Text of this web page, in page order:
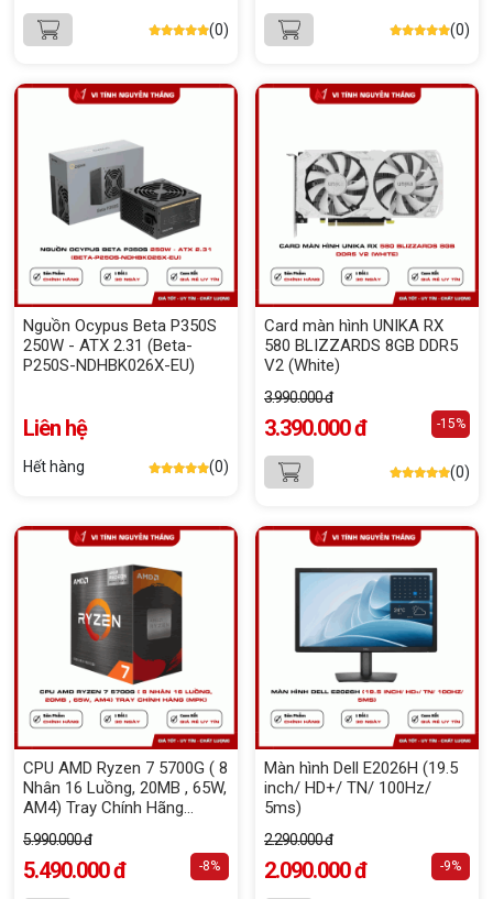
(0) (0)
Nguồn Ocypus Beta P350S
250W - ATX 2.31 (Beta-
P250S-NDHBK026X-EU)
Liên hệ
Hết hàng (0)
Card màn hình UNIKA RX
580 BLIZZARDS 8GB DDR5
V2 (White)
3.990.000 đ
3.390.000 đ -15%
(0)
CPU AMD Ryzen 7 5700G ( 8
Nhân 16 Luồng, 20MB , 65W,
AM4) Tray Chính Hãng
5.990.000 đ
5.490.000 đ -8%
Màn hình Dell E2026H (19.5
inch/ HD+/ TN/ 100Hz/
5ms)
2.290.000 đ
2.090.000 đ -9%